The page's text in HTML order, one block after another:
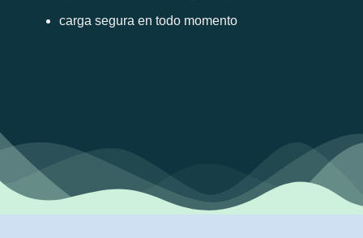
carga segura en todo momento